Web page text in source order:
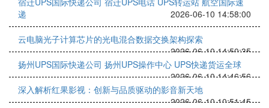
递
2026-06-10 14:58:00
云电脑光子计算芯片的光电混合数据交换架构探索
2026-06-10 14:50:35
扬州UPS国际快递公司 扬州UPS操作中心 UPS快递货运全球
2026-06-10 14:46:56
深入解析红果影视：创新与品质驱动的影音新天地
2026-06-10 10:51:45